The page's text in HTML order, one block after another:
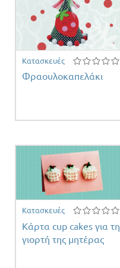
Κατασκευές
Φραουλοκαπελάκι
Κατασκευές
Κάρτα cup cakes για τη
γιορτή της μητέρας